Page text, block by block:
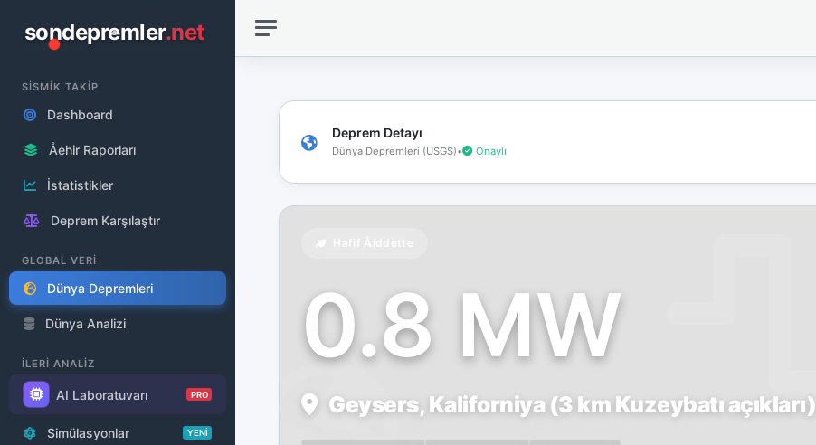
sondepremler.net
SİSMİK TAKİP
Dashboard
Åehir Raporları
İstatistikler
Deprem Karşılaştır
GLOBAL VERİ
Dünya Depremleri
Dünya Analizi
İLERİ ANALİZ
AI Laboratuvarı PRO
Simülasyonlar YENİ
Deprem Detayı
Dünya Depremleri (USGS)• Onaylı
0.8 MW
Geysers, Kaliforniya (3 km Kuzeybatı açıkları)
bağlantınız